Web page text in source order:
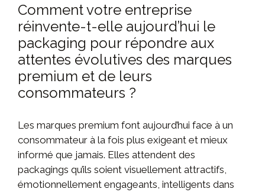
Comment votre entreprise
réinvente-t-elle aujourd’hui le
packaging pour répondre aux
attentes évolutives des marques
premium et de leurs
consommateurs ?
Les marques premium font aujourd’hui face à un
consommateur à la fois plus exigeant et mieux
informé que jamais. Elles attendent des
packagings qu’ils soient visuellement attractifs,
émotionnellement engageants, intelligents dans